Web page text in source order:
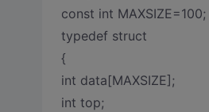
const int MAXSIZE=100;
typedef struct
{
int data[MAXSIZE];
int top;